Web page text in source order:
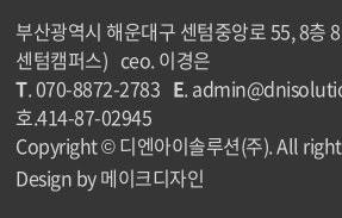
부산광역시 해운대구 센텀중앙로 55, 8층
센텀캠퍼스) ceo. 이경은
T. 070-8872-2783 E.
호.414-87-02945
Copyright © 디엔아이솔루션(주). All
Design by 메이크디자인